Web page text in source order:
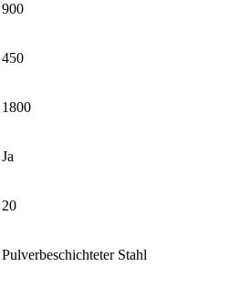
900
450
1800
Ja
20
Pulverbeschichteter Stahl